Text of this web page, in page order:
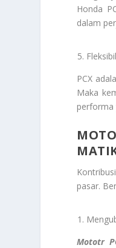
Honda
dalam
PCX
Maka
performa
pasar.
Mototr